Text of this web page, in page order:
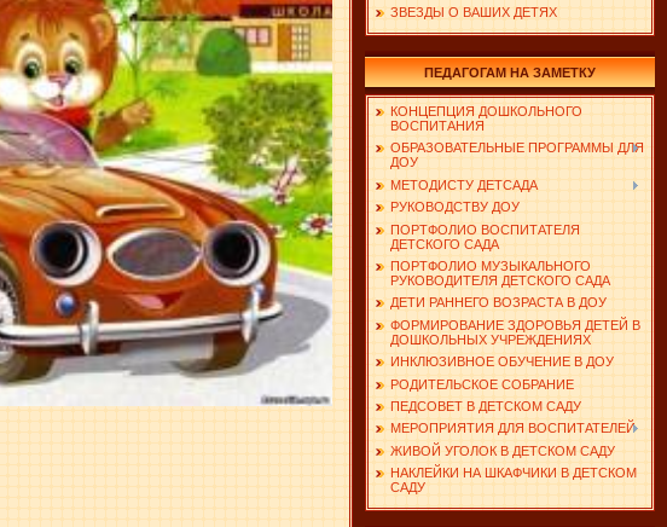
ЗВЕЗДЫ О ВАШИХ ДЕТЯХ
ПЕДАГОГАМ НА ЗАМЕТКУ
КОНЦЕПЦИЯ ДОШКОЛЬНОГО
ВОСПИТАНИЯ
ОБРАЗОВАТЕЛЬНЫЕ ПРОГРАММЫ ДЛЯ
ДОУ
МЕТОДИСТУ ДЕТСАДА
РУКОВОДСТВУ ДОУ
ПОРТФОЛИО ВОСПИТАТЕЛЯ
ДЕТСКОГО САДА
ПОРТФОЛИО МУЗЫКАЛЬНОГО
РУКОВОДИТЕЛЯ ДЕТСКОГО САДА
ДЕТИ РАННЕГО ВОЗРАСТА В ДОУ
ФОРМИРОВАНИЕ ЗДОРОВЬЯ ДЕТЕЙ В
ДОШКОЛЬНЫХ УЧРЕЖДЕНИЯХ
ИНКЛЮЗИВНОЕ ОБУЧЕНИЕ В ДОУ
РОДИТЕЛЬСКОЕ СОБРАНИЕ
ПЕДСОВЕТ В ДЕТСКОМ САДУ
МЕРОПРИЯТИЯ ДЛЯ ВОСПИТАТЕЛЕЙ
ЖИВОЙ УГОЛОК В ДЕТСКОМ САДУ
НАКЛЕЙКИ НА ШКАФЧИКИ В ДЕТСКОМ
САДУ